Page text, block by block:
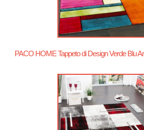
PACO HOME Tappeto di Design Verde Blu